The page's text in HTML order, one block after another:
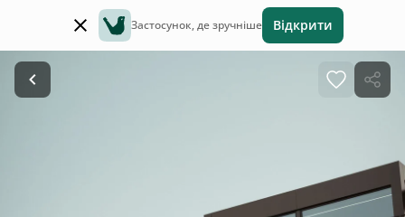
Застосунок, де зручніше Відкрити